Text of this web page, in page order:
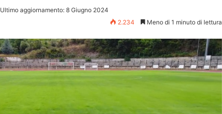
Ultimo aggiornamento: 8 Giugno 2024
2.234
Meno di 1 minuto di lettura